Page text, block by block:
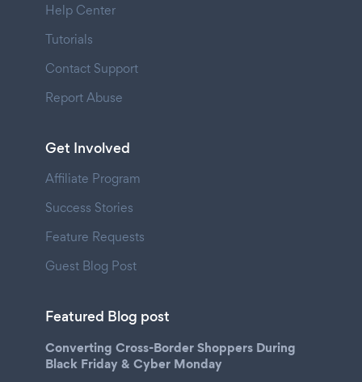
Help Center
Tutorials
Contact Support
Report Abuse
Get Involved
Affiliate Program
Success Stories
Feature Requests
Guest Blog Post
Featured Blog post
Converting Cross-Border Shoppers During
Black Friday & Cyber Monday